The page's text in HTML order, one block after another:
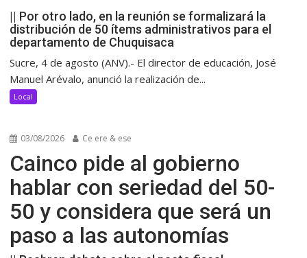
|| Por otro lado, en la reunión se formalizará la
distribución de 50 ítems administrativos para el
departamento de Chuquisaca
Sucre, 4 de agosto (ANV).- El director de educación, José
Manuel Arévalo, anunció la realización de...
Local
03/08/2026 Ce ere & ese
Cainco pide al gobierno
hablar con seriedad del 50-
50 y considera que será un
paso a las autonomías